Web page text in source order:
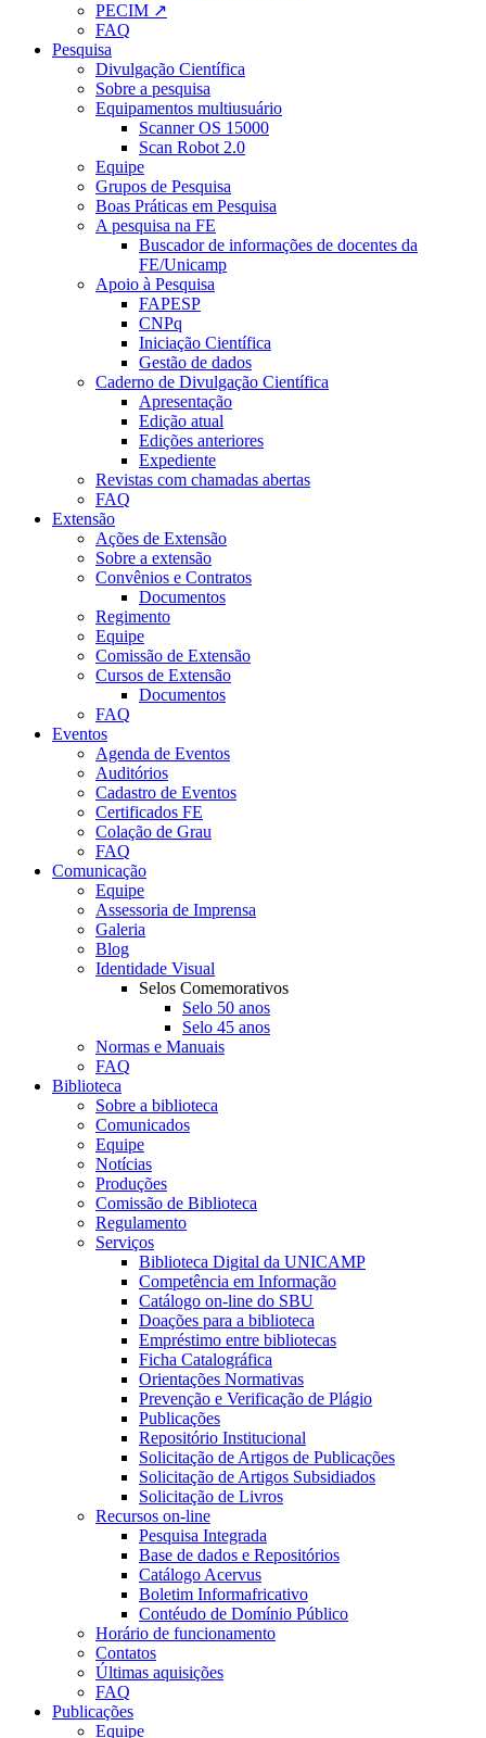
PECIM ↗
FAQ
Pesquisa
Divulgação Científica
Sobre a pesquisa
Equipamentos multiusuário
Scanner OS 15000
Scan Robot 2.0
Equipe
Grupos de Pesquisa
Boas Práticas em Pesquisa
A pesquisa na FE
Buscador de informações de docentes da
FE/Unicamp
Apoio à Pesquisa
FAPESP
CNPq
Iniciação Científica
Gestão de dados
Caderno de Divulgação Científica
Apresentação
Edição atual
Edições anteriores
Expediente
Revistas com chamadas abertas
FAQ
Extensão
Ações de Extensão
Sobre a extensão
Convênios e Contratos
Documentos
Regimento
Equipe
Comissão de Extensão
Cursos de Extensão
Documentos
FAQ
Eventos
Agenda de Eventos
Auditórios
Cadastro de Eventos
Certificados FE
Colação de Grau
FAQ
Comunicação
Equipe
Assessoria de Imprensa
Galeria
Blog
Identidade Visual
Selos Comemorativos
Selo 50 anos
Selo 45 anos
Normas e Manuais
FAQ
Biblioteca
Sobre a biblioteca
Comunicados
Equipe
Notícias
Produções
Comissão de Biblioteca
Regulamento
Serviços
Biblioteca Digital da UNICAMP
Competência em Informação
Catálogo on-line do SBU
Doações para a biblioteca
Empréstimo entre bibliotecas
Ficha Catalográfica
Orientações Normativas
Prevenção e Verificação de Plágio
Publicações
Repositório Institucional
Solicitação de Artigos de Publicações
Solicitação de Artigos Subsidiados
Solicitação de Livros
Recursos on-line
Pesquisa Integrada
Base de dados e Repositórios
Catálogo Acervus
Boletim Informafricativo
Contéudo de Domínio Público
Horário de funcionamento
Contatos
Últimas aquisições
FAQ
Publicações
Equipe